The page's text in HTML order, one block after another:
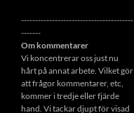
----------------------------------------
-------
Om kommentarer
Vi koncentrerar oss just nu
hårt på annat arbete. Vilket gör
att frågor kommentarer, etc,
kommer i tredje eller fjärde
hand. Vi tackar djupt för visad